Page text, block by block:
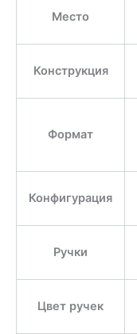
Место
Конструкция
Формат
Конфигурация
Ручки
Цвет ручек